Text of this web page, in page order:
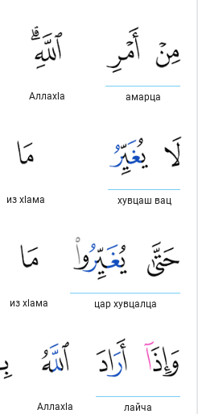
амарца
Аллахlа
хувцаш вац
из хlама
цар хувцалца
из хlама
лайча
Аллахlа